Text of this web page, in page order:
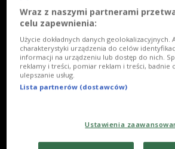
Wraz z naszymi partnerami
celu zapewnienia:
Użycie dokładnych danych geolokalizacyjnych.
charakterystyki urządzenia do celów
informacji na urządzeniu lub dostęp do nich.
reklamy i treści, pomiar reklam i treści, badnie
ulepszanie usług.
Lista partnerów (dostawców)
Ustawienia